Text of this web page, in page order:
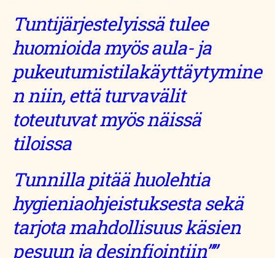
Tuntijärjestelyissä tulee
huomioida myös aula- ja
pukeutumistilakäyttäytymine
n niin, että turvavälit
toteutuvat myös näissä
tiloissa
Tunnilla pitää huolehtia
hygieniaohjeistuksesta sekä
tarjota mahdollisuus käsien
pesuun ja desinfiointiin””